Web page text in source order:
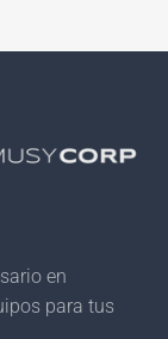
en
para tus